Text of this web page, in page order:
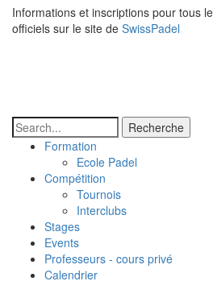
Informations et inscriptions pour tous
officiels sur le site de SwissPadel
Recherche
Padel
Sous
menu
Formation
Ecole Padel
Compétition
Tournois
Interclubs
Stages
Events
Professeurs - cours privé
Calendrier